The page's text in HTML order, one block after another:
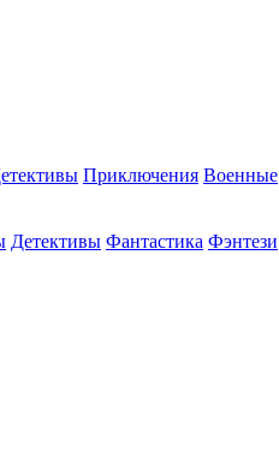
Приключения Военные
Детективы Фантастика Фэнтези